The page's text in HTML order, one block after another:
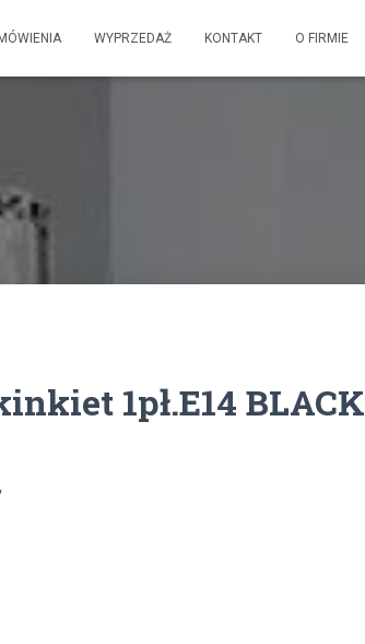
WYPRZEDAŻ KONTAKT O FIRMIE
1pł.E14 BLACK